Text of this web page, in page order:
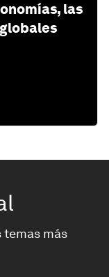
las
temas más